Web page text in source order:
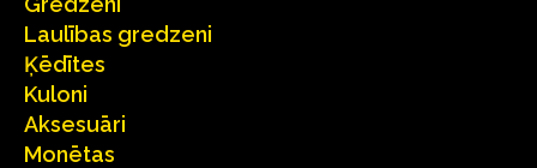
Laulības gredzeni
Ķēdītes
Kuloni
Aksesuāri
Monētas